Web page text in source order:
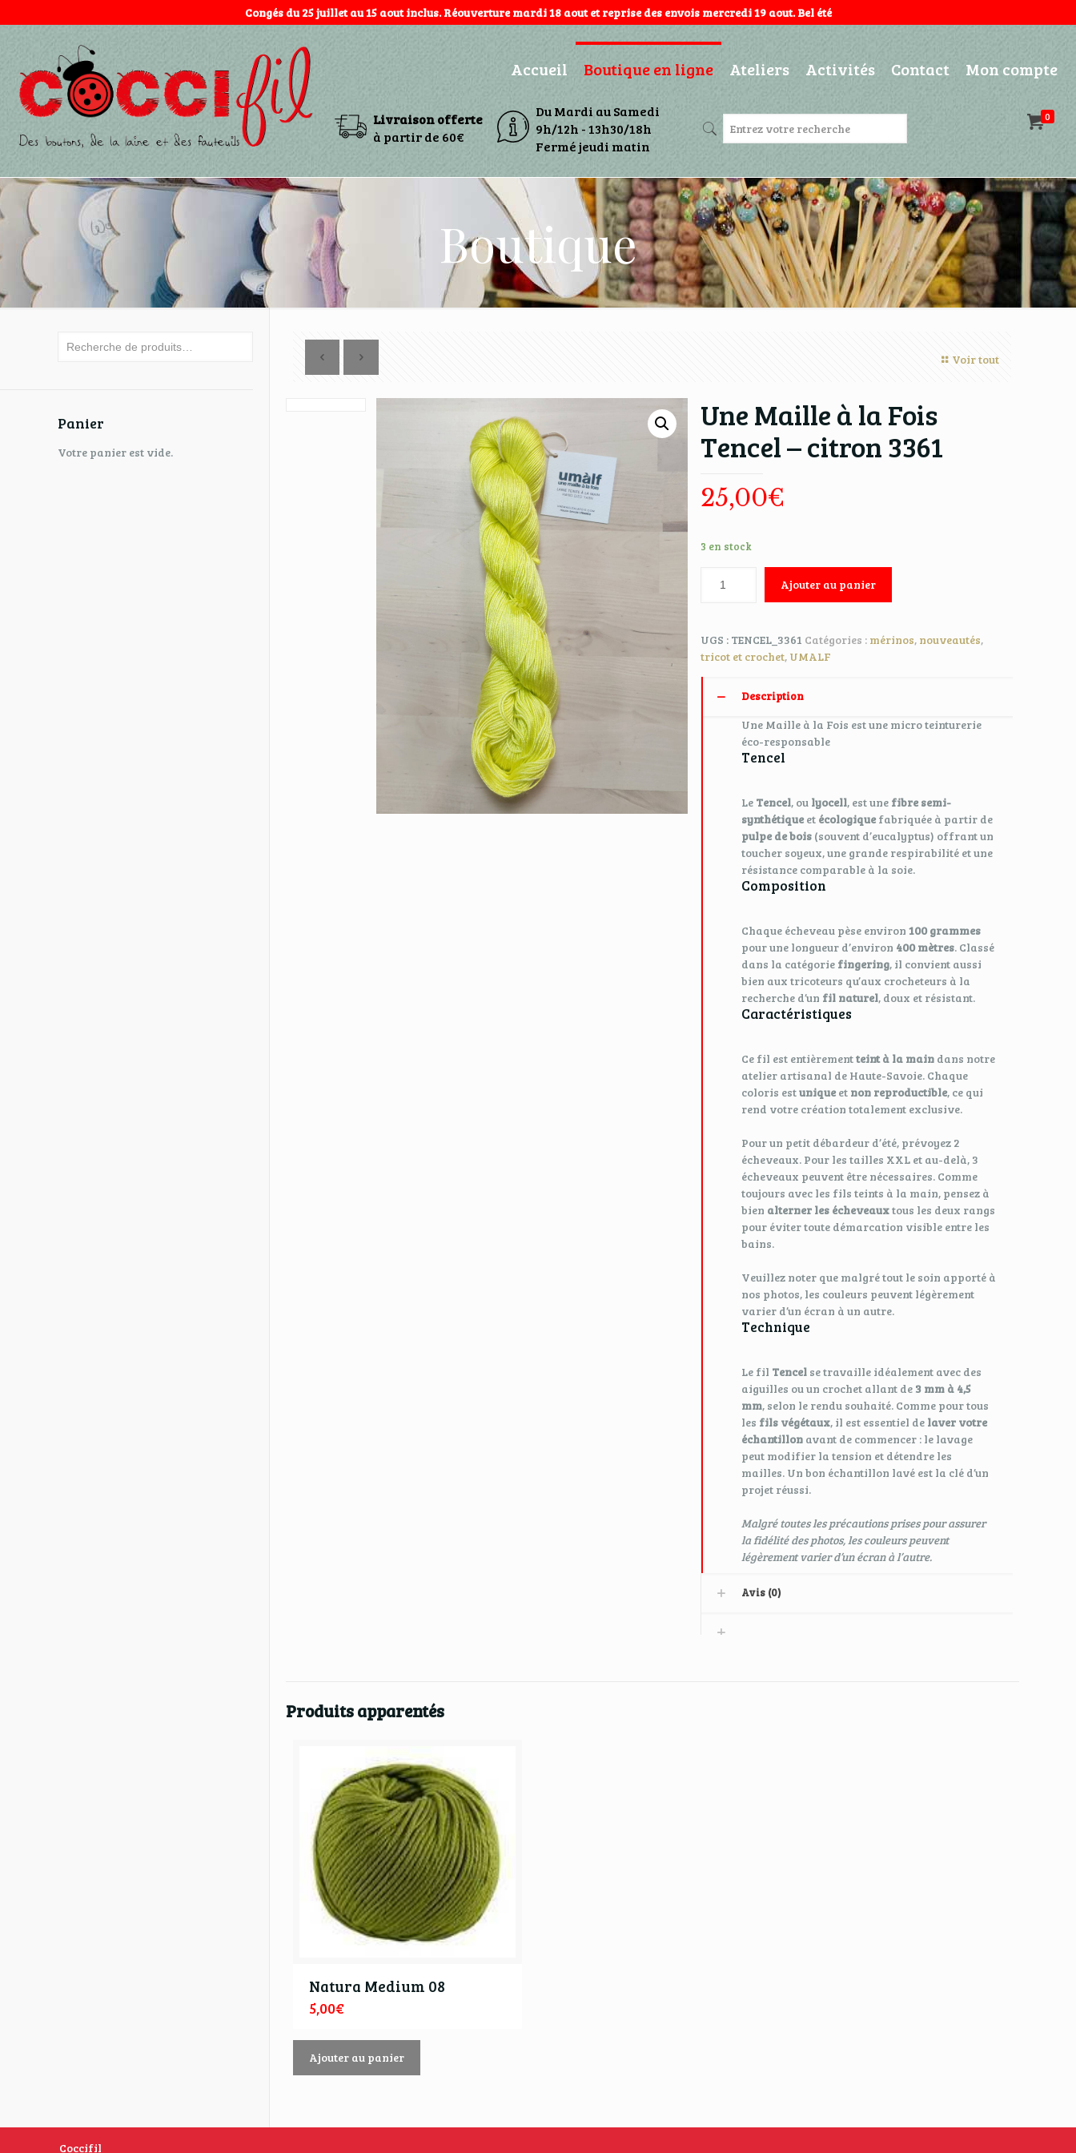
Congés du 25 juillet au 15 aout inclus. Réouverture mardi 18 aout et reprise des envois mercredi 19 aout. Bel été
Accueil Boutique en ligne Ateliers Activités Contact Mon compte
0
Livraison offerte
à partir de 60€
Du Mardi au Samedi
9h/12h - 13h30/18h
Fermé jeudi matin
Boutique
Voir tout
Une Maille à la Fois
Tencel – citron 3361
25,00€
3 en stock
Ajouter au panier
UGS : TENCEL_3361 Catégories : mérinos, nouveautés,
tricot et crochet, UMALF
Description
Une Maille à la Fois est une micro teinturerie
éco-responsable
Tencel
Le Tencel, ou lyocell, est une fibre semi-
synthétiqueet écologiquefabriquée à partir de
pulpe de bois (souvent d’eucalyptus) offrant un
toucher soyeux, une grande respirabilité et une
résistance comparable à la soie.
Composition
Chaque écheveau pèse environ100 grammes
pour une longueur d’environ 400 mètres. Classé
dans la catégorie fingering, il convient aussi
bien aux tricoteurs qu’aux crocheteurs à la
recherche d’un fil naturel, doux et résistant.
Caractéristiques
Ce fil est entièrementteint à la main dans notre
atelier artisanal de Haute-Savoie. Chaque
coloris estuniqueet non reproductible, ce qui
rend votre création totalement exclusive.
Pour un petit débardeur d’été, prévoyez 2
écheveaux. Pour les tailles XXL et au-delà, 3
écheveaux peuvent être nécessaires. Comme
toujours avec les fils teints à la main, pensez à
bien alterner les écheveauxtous les deux rangs
pour éviter toute démarcation visible entre les
bains.
Veuillez noter que malgré tout le soin apporté à
nos photos, les couleurs peuvent légèrement
varier d’un écran à un autre.
Technique
Le fil Tencel se travaille idéalement avec des
aiguilles ou un crochet allant de 3 mm à 4,5
mm, selon le rendu souhaité. Comme pour tous
les fils végétaux, il est essentiel de laver votre
échantillon avant de commencer : le lavage
peut modifier la tension et détendre les
mailles. Un bon échantillon lavé est la clé d’un
projet réussi.
Malgré toutes les précautions prises pour assurer
la fidélité des photos, les couleurs peuvent
légèrement varier d’un écran à l’autre.
Avis (0)
Produits apparentés
Natura Medium 08
5,00€
Ajouter au panier
Panier
Votre panier est vide.
Coccifil